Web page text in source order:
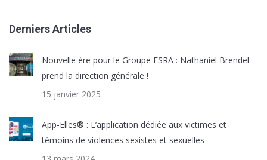
Derniers Articles
Nouvelle ère pour le Groupe ESRA : Nathaniel Brendel
prend la direction générale !
15 janvier 2025
App-Elles® : L’application dédiée aux victimes et
témoins de violences sexistes et sexuelles